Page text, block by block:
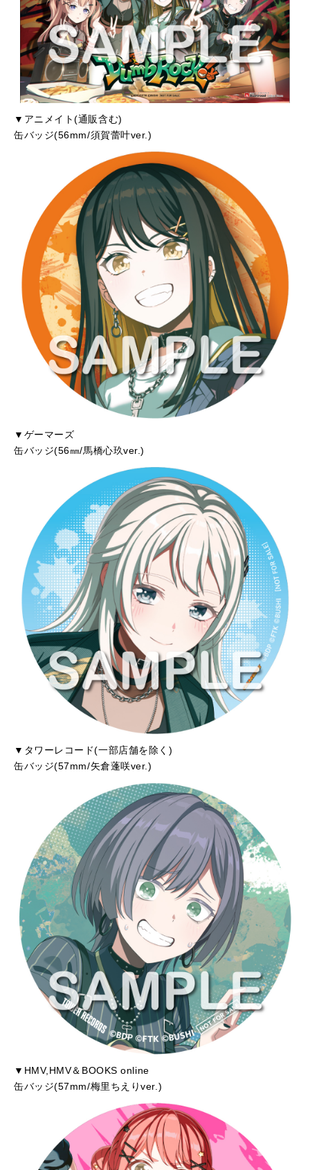
▼アニメイト(通販含む)
缶バッジ(56mm/須賀蕾叶ver.)
▼ゲーマーズ
缶バッジ(56㎜/馬橋心玖ver.)
▼タワーレコード(一部店舗を除く)
缶バッジ(57mm/矢倉蓬咲ver.)
▼HMV,HMV＆BOOKS online
缶バッジ(57mm/梅里ちえりver.)